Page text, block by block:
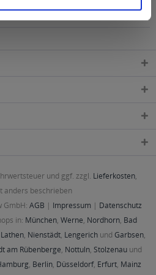
und ggf. zzgl. Lieferkosten,
anders beschrieben
GmbH: AGB | Impressum | Datenschutz
in: München, Werne, Nordhorn, Bad
Lathen, Nienstädt, Lengerichund Garbsen,
am Rübenberge, Nottuln, Stolzenau und
, Berlin, Düsseldorf, Erfurt, Mainz